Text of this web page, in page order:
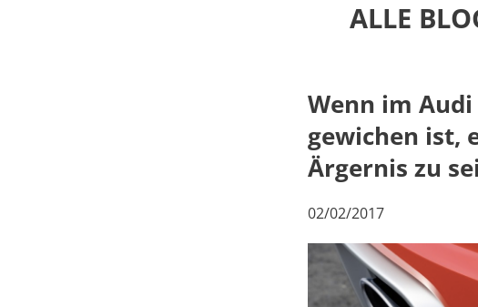
ALLE
Wenn im Audi
gewichen ist,
Ärgernis zu
02/02/2017